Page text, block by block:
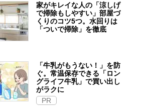
家がキレイな人の「涼しげ
で掃除もしやすい」部屋づ
くりのコツ5つ。水回りは
「ついで掃除」を徹底
「牛乳がもうない！」を防
ぐ。常温保存できる「ロン
グライフ牛乳」で買い出し
がラクに
PR